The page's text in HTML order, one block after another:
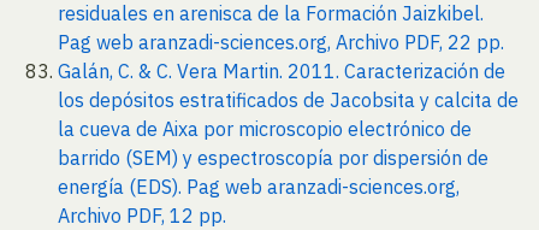
residuales en arenisca de la Formación Jaizkibel.
Pag web aranzadi-sciences.org, Archivo PDF, 22 pp.
Galán, C. & C. Vera Martin. 2011. Caracterización de
los depósitos estratificados de Jacobsita y calcita de
la cueva de Aixa por microscopio electrónico de
barrido (SEM) y espectroscopía por dispersión de
energía (EDS). Pag web aranzadi-sciences.org,
Archivo PDF, 12 pp.